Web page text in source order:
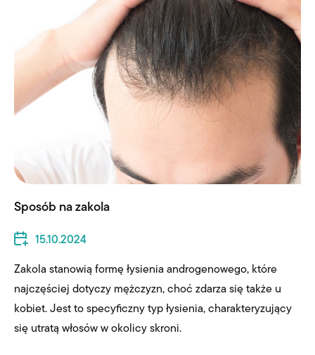
Sposób na zakola
15.10.2024
Zakola stanowią formę łysienia androgenowego, które
najczęściej dotyczy mężczyzn, choć zdarza się także u
kobiet. Jest to specyficzny typ łysienia, charakteryzujący
się utratą włosów w okolicy skroni.